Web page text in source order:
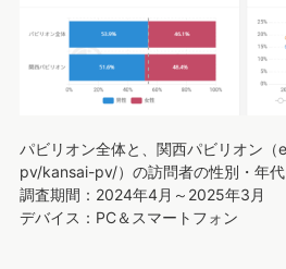
パビリオン全体と、関西パビリオン
pv/kansai-pv/）の訪問者の性別・年代
調査期間：2024年4月～2025年3月
デバイス：PC＆スマートフォン